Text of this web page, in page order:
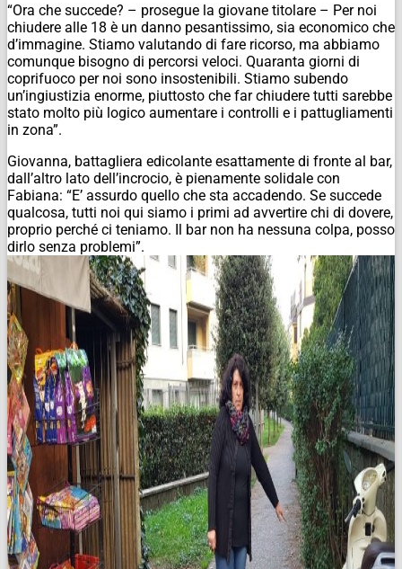
“Ora che succede? – prosegue la giovane titolare – Per noi
chiudere alle 18 è un danno pesantissimo, sia economico che
d’immagine. Stiamo valutando di fare ricorso, ma abbiamo
comunque bisogno di percorsi veloci. Quaranta giorni di
coprifuoco per noi sono insostenibili. Stiamo subendo
un’ingiustizia enorme, piuttosto che far chiudere tutti sarebbe
stato molto più logico aumentare i controlli e i pattugliamenti
in zona”.
Giovanna, battagliera edicolante esattamente di fronte al bar,
dall’altro lato dell’incrocio, è pienamente solidale con
Fabiana: “E’ assurdo quello che sta accadendo. Se succede
qualcosa, tutti noi qui siamo i primi ad avvertire chi di dovere,
proprio perché ci teniamo. Il bar non ha nessuna colpa, posso
dirlo senza problemi”.